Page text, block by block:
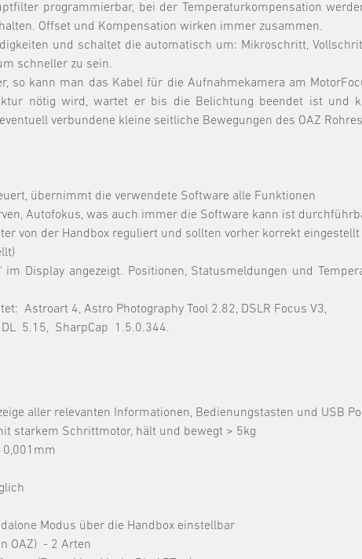
programmierbar, bei der Temperaturkompensation
Offset und Kompensation wirken immer zusammen.
und schaltet die automatisch um: Mikroschritt,
schneller zu sein.
so kann man das Kabel für die Aufnahmekamera am
nötig wird, wartet er bis die Belichtung beendet ist und
verbundene kleine seitliche Bewegungen des OAZ
übernimmt die verwendete Software alle Funktionen
Autofokus, was auch immer die Software kann ist
von der Handbox reguliert und sollten vorher korrekt
Display angezeigt. Positionen, Statusmeldungen und
Astroart 4, Astro Photography Tool 2.82, DSLR Focus V3,
5.15, SharpCap 1.5.0.344.
aller relevanten Informationen, Bedienungstasten und USB
starkem Schrittmotor, hält und bewegt > 5kg
0,001mm
Modus über die Handbox einstellbar
OAZ) - 2 Arten